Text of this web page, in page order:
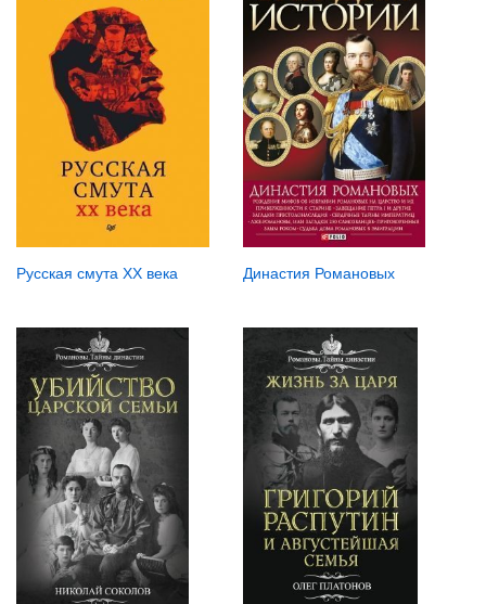
Русская смута XX века Династия Романовых